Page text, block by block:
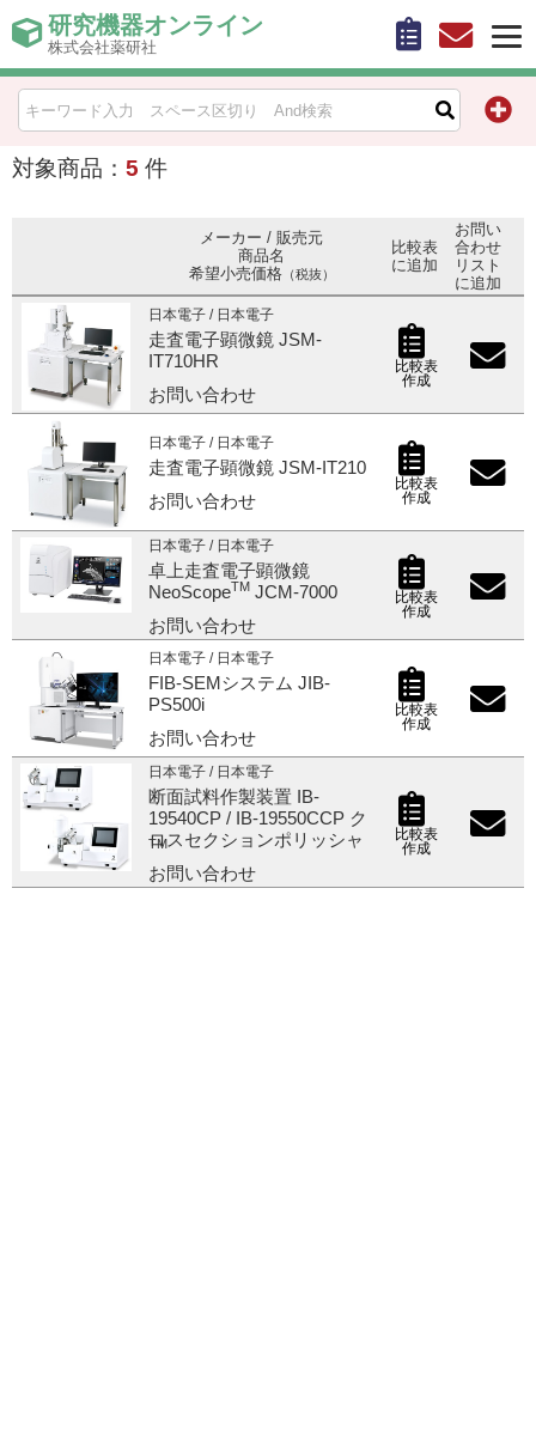
研究機器オンライン
株式会社薬研社
対象商品： 5 件
メーカー / 販売元
商品名
希望小売価格（税抜）
比較表
に追加
お問い
合わせ
リスト
に追加
日本電子 / 日本電子
走査電子顕微鏡 JSM-
IT710HR
お問い合わせ
比較表
作成
日本電子 / 日本電子
走査電子顕微鏡 JSM-IT210
お問い合わせ
比較表
作成
日本電子 / 日本電子
卓上走査電子顕微鏡
NeoScopeTM JCM-7000
お問い合わせ
比較表
作成
日本電子 / 日本電子
FIB-SEMシステム JIB-
PS500i
お問い合わせ
比較表
作成
日本電子 / 日本電子
断面試料作製装置 IB-
19540CP / IB-19550CCP ク
ロスセクションポリッシャ
TM
お問い合わせ
比較表
作成
HOME
比較表作成
機器キャンペーン情報一覧
カテゴリー一覧
メーカー別索引
販売元別索引
ご利用ガイド
受託オンライン
ラボプランニング
実験フローガイド
ワケンG オンラインショップ